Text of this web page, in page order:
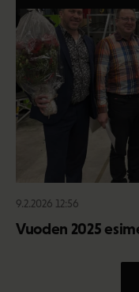
9.2.2026 12:56
Vuoden 2025